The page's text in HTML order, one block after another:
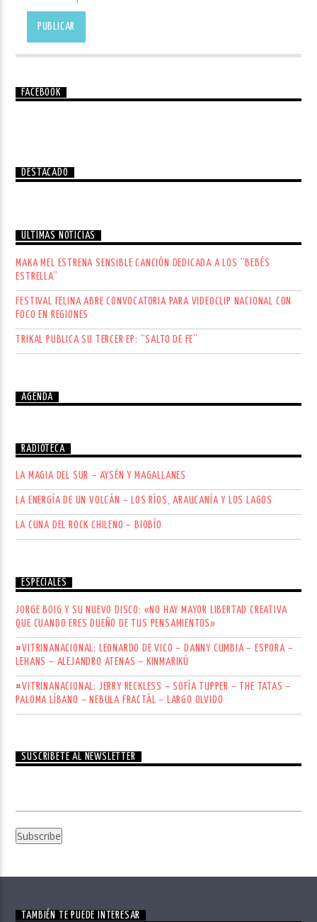
FACEBOOK
DESTACADO
ÚLTIMAS NOTICIAS
MAKA MEL ESTRENA SENSIBLE CANCIÓN DEDICADA A LOS “BEBÉS
ESTRELLA”
FESTIVAL FELINA ABRE CONVOCATORIA PARA VIDEOCLIP NACIONAL CON
FOCO EN REGIONES
TRIKAL PUBLICA SU TERCER EP: “SALTO DE FE”
AGENDA
RADIOTECA
LA MAGIA DEL SUR – AYSÉN Y MAGALLANES
LA ENERGÍA DE UN VOLCÁN – LOS RÍOS, ARAUCANÍA Y LOS LAGOS
LA CUNA DEL ROCK CHILENO – BIOBÍO
ESPECIALES
JORGE BOIG Y SU NUEVO DISCO: «NO HAY MAYOR LIBERTAD CREATIVA
QUE CUANDO ERES DUEÑO DE TUS PENSAMIENTOS»
#VITRINANACIONAL: LEONARDO DE VICO – DANNY CUMBIA – ESPORA –
LEHANS – ALEJANDRO ATENAS – KINMARIKÚ
#VITRINANACIONAL: JERRY RECKLESS – SOFÍA TUPPER – THE TATAS –
PALOMA LÍBANO – NEBULA FRACTÄL – LARGO OLVIDO
SUSCRÍBETE AL NEWSLETTER
TAMBIÉN TE PUEDE INTERESAR